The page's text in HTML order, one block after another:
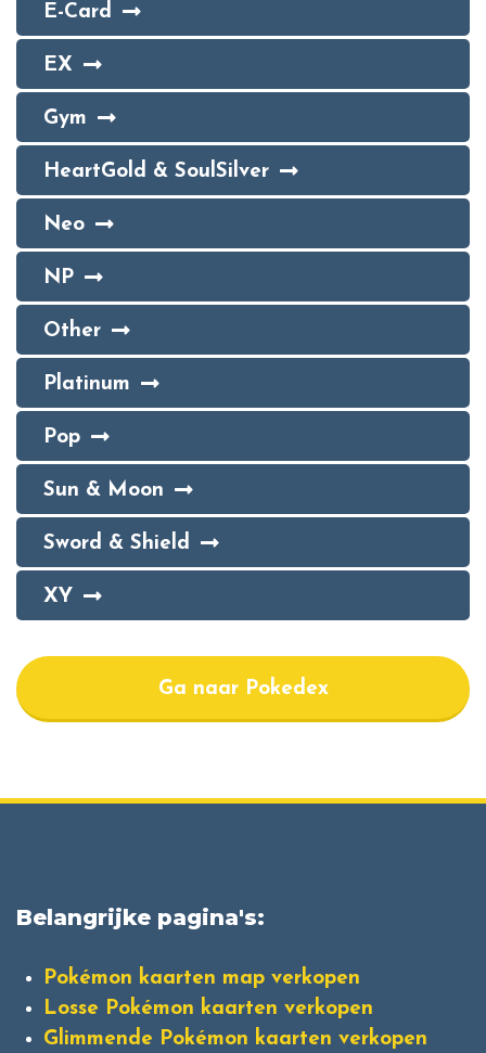
E-Card
EX
Gym
HeartGold & SoulSilver
Neo
NP
Other
Platinum
Pop
Sun & Moon
Sword & Shield
XY
Ga naar Pokedex
Belangrijke pagina's:
Pokémon kaarten map verkopen
Losse Pokémon kaarten verkopen
Glimmende Pokémon kaarten verkopen